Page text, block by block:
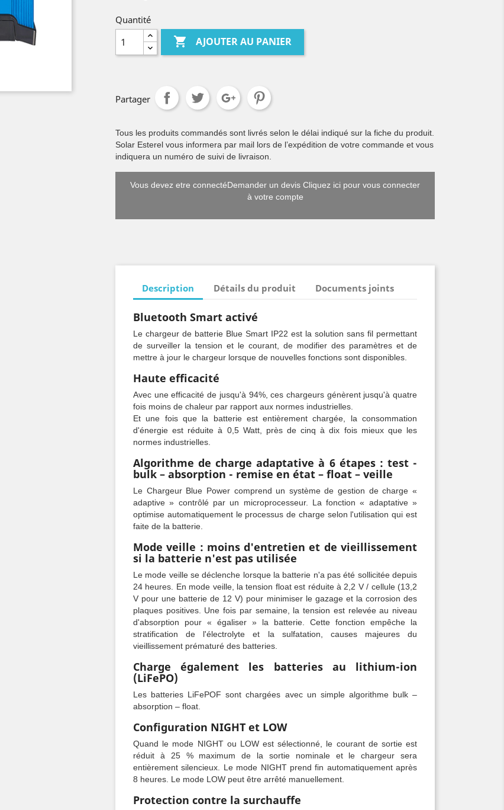
Quantité
 AJOUTER AU PANIER
Partager
Tous les produits commandés sont livrés selon le délai indiqué sur la fiche du produit.
Solar Esterel vous informera par mail lors de l’expédition de votre commande et vous
indiquera un numéro de suivi de livraison.
Vous devez etre connectéDemander un devis Cliquez ici pour vous connecter
à votre compte
Description Détails du produit Documents joints
Bluetooth Smart activé
Le chargeur de batterie Blue Smart IP22 est la solution sans fil permettant
de surveiller la tension et le courant, de modifier des paramètres et de
mettre à jour le chargeur lorsque de nouvelles fonctions sont disponibles.
Haute efficacité
Avec une efficacité de jusqu'à 94%, ces chargeurs génèrent jusqu'à quatre
fois moins de chaleur par rapport aux normes industrielles.
Et une fois que la batterie est entièrement chargée, la consommation
d'énergie est réduite à 0,5 Watt, près de cinq à dix fois mieux que les
normes industrielles.
Algorithme de charge adaptative à 6 étapes : test -
bulk – absorption - remise en état – float – veille
Le Chargeur Blue Power comprend un système de gestion de charge «
adaptive » contrôlé par un microprocesseur. La fonction « adaptative »
optimise automatiquement le processus de charge selon l'utilisation qui est
faite de la batterie.
Mode veille : moins d'entretien et de vieillissement
si la batterie n'est pas utilisée
Le mode veille se déclenche lorsque la batterie n'a pas été sollicitée depuis
24 heures. En mode veille, la tension float est réduite à 2,2 V / cellule (13,2
V pour une batterie de 12 V) pour minimiser le gazage et la corrosion des
plaques positives. Une fois par semaine, la tension est relevée au niveau
d'absorption pour « égaliser » la batterie. Cette fonction empêche la
stratification de l'électrolyte et la sulfatation, causes majeures du
vieillissement prématuré des batteries.
Charge également les batteries au lithium-ion
(LiFePO)
Les batteries LiFePOF sont chargées avec un simple algorithme bulk –
absorption – float.
Configuration NIGHT et LOW
Quand le mode NIGHT ou LOW est sélectionné, le courant de sortie est
réduit à 25 % maximum de la sortie nominale et le chargeur sera
entièrement silencieux. Le mode NIGHT prend fin automatiquement après
8 heures. Le mode LOW peut être arrêté manuellement.
Protection contre la surchauffe